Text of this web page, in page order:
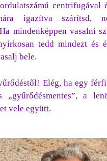
centrifugával
igazítva szárítsd,
mindenképpen vasalni
tedd mindezt és
bele.
Elég, ha egy
„gyűrődésmentes”, a
vele együtt.